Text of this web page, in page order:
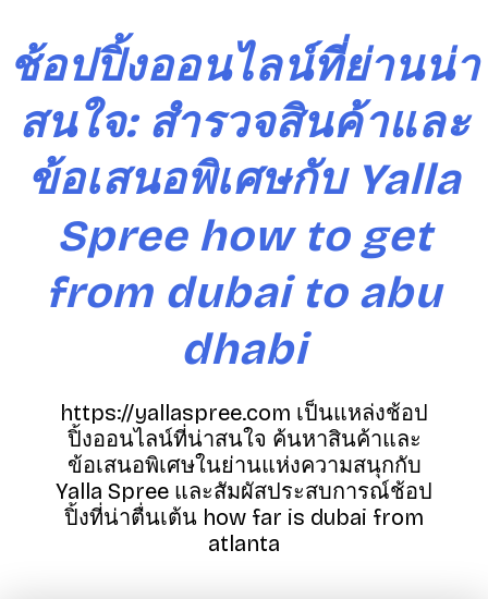
ช้อปปิ้งออนไลน์ที่ย่านน่า
สนใจ: สำรวจสินค้าและ
ข้อเสนอพิเศษกับ Yalla
Spree how to get
from dubai to abu
dhabi
https://yallaspree.com เป็นแหล่งช้อป
ปิ้งออนไลน์ที่น่าสนใจ ค้นหาสินค้าและ
ข้อเสนอพิเศษในย่านแห่งความสนุกกับ
Yalla Spree และสัมผัสประสบการณ์ช้อป
ปิ้งที่น่าตื่นเต้น how far is dubai from
atlanta